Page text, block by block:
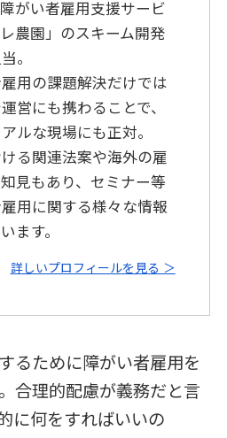
がい者雇用支援サービ
農園」のスキーム開発
。
用の課題解決だけでは
営にも携わることで、
ルな現場にも正対。
る関連法案や海外の雇
見もあり、セミナー等
用に関する様々な情報
ます。
詳しいプロフィールを見る ＞
るために障がい者雇用を
合理的配慮が義務だと言
に何をすればいいの